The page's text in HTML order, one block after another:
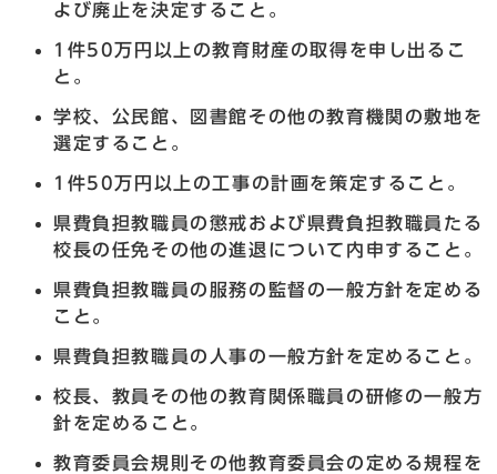
よび廃止を決定すること。
1件50万円以上の教育財産の取得を申し出るこ
と。
学校、公民館、図書館その他の教育機関の敷地を
選定すること。
1件50万円以上の工事の計画を策定すること。
県費負担教職員の懲戒および県費負担教職員たる
校長の任免その他の進退について内申すること。
県費負担教職員の服務の監督の一般方針を定める
こと。
県費負担教職員の人事の一般方針を定めること。
校長、教員その他の教育関係職員の研修の一般方
針を定めること。
教育委員会規則その他教育委員会の定める規程を